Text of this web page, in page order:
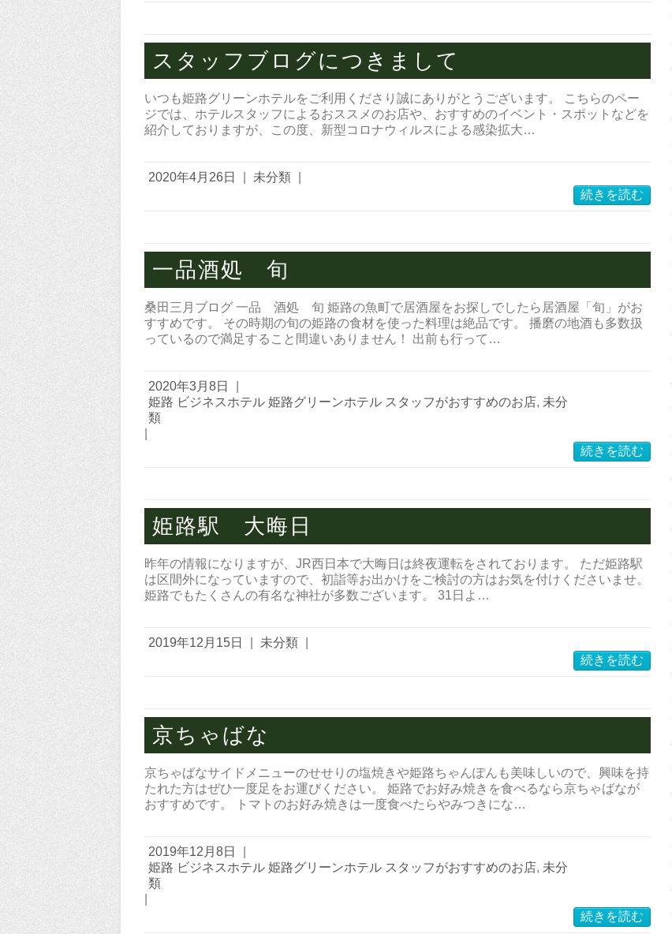
スタッフブログにつきまして
いつも姫路グリーンホテルをご利用くださり誠にありがとうございます。 こちらのペー
ジでは、ホテルスタッフによるおススメのお店や、おすすめのイベント・スポットなどを
紹介しておりますが、この度、新型コロナウィルスによる感染拡大…
2020年4月26日 未分類
続きを読む
一品酒処 旬
桑田三月ブログ 一品 酒処 旬 姫路の魚町で居酒屋をお探しでしたら居酒屋「旬」がお
すすめです。 その時期の旬の姫路の食材を使った料理は絶品です。 播磨の地酒も多数扱
っているので満足すること間違いありません！ 出前も行って…
2020年3月8日
姫路 ビジネスホテル 姫路グリーンホテル スタッフがおすすめのお店, 未分
類
続きを読む
姫路駅 大晦日
昨年の情報になりますが、JR西日本で大晦日は終夜運転をされております。 ただ姫路駅
は区間外になっていますので、初詣等お出かけをご検討の方はお気を付けくださいませ。
姫路でもたくさんの有名な神社が多数ございます。 31日よ…
2019年12月15日 未分類
続きを読む
京ちゃばな
京ちゃばなサイドメニューのせせりの塩焼きや姫路ちゃんぽんも美味しいので、興味を持
たれた方はぜひ一度足をお運びください。 姫路でお好み焼きを食べるなら京ちゃばなが
おすすめです。 トマトのお好み焼きは一度食べたらやみつきにな…
2019年12月8日
姫路 ビジネスホテル 姫路グリーンホテル スタッフがおすすめのお店, 未分
類
続きを読む